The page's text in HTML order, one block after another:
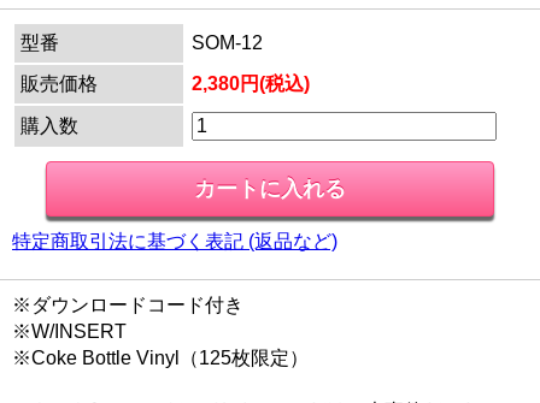
型番
SOM-12
販売価格
2,380円(税込)
購入数
特定商取引法に基づく表記 (返品など)
※ダウンロードコード付き
※W/INSERT
※Coke Bottle Vinyl（125枚限定）